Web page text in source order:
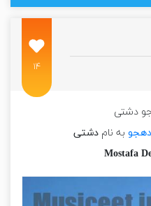
۱۴
دشتی
به نامدشتی
Mostafa